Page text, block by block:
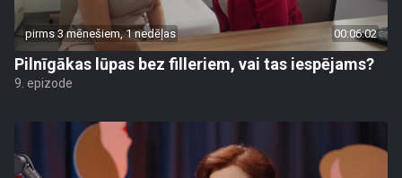
pirms 3 mēnešiem, 1 nedēļas 00:06:02
Pilnīgākas lūpas bez filleriem, vai tas iespējams?
9. epizode